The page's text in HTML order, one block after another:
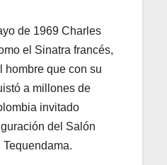
de 1969 Charles
el Sinatra francés,
hombre que con su
a millones de
invitado
del Salón